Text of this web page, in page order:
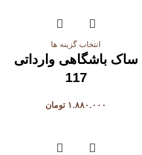
انتخاب گزینه ها
ساک باشگاهی وارداتی
117
۱.۸۸۰.۰۰۰ تومان